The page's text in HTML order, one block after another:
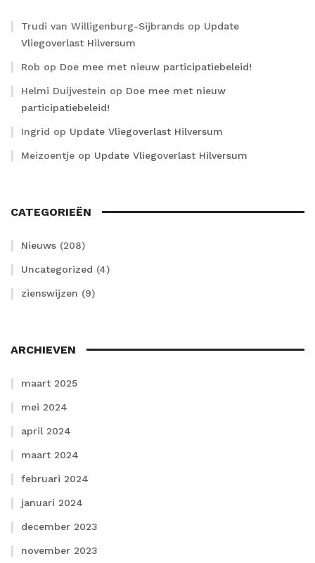
Trudi van Willigenburg-Sijbrands op Update
Vliegoverlast Hilversum
Rob op Doe mee met nieuw participatiebeleid!
Helmi Duijvestein op Doe mee met nieuw
participatiebeleid!
Ingrid op Update Vliegoverlast Hilversum
Meizoentje op Update Vliegoverlast Hilversum
CATEGORIEËN
Nieuws (208)
Uncategorized (4)
zienswijzen (9)
ARCHIEVEN
maart 2025
mei 2024
april 2024
maart 2024
februari 2024
januari 2024
december 2023
november 2023